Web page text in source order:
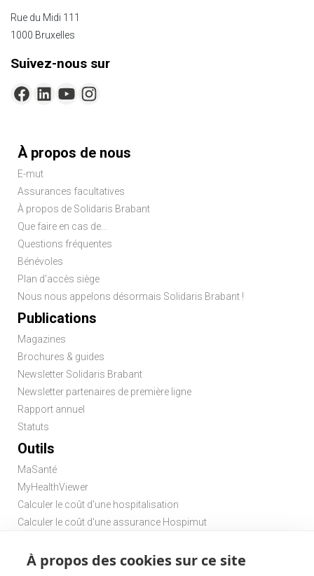
À propos des cookies sur ce site
Rue du Midi 111
1000 Bruxelles
Suivez-nous sur
Menu
Pied
de
page
À propos de nous
E-mut
Assurances facultatives
À propos de Solidaris Brabant
Que faire en cas de...
Questions fréquentes
Bénévoles
Plan d'accès siège
Nous nous appelons désormais Solidaris Brabant !
Publications
Magazines
Brochures & guides
Newsletter Solidaris Brabant
Newsletter partenaires de première ligne
Rapport annuel
Statuts
Outils
MaSanté
MyHealthViewer
Calculer le coût d'une hospitalisation
Calculer le coût d'une assurance Hospimut
Chercher un médecin de garde